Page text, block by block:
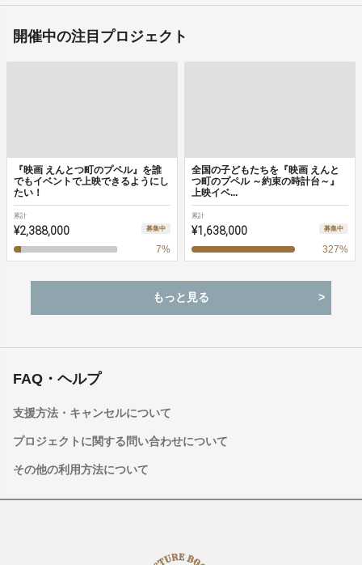
開催中の注目プロジェクト
『映画 えんとつ町のプペル』を誰
でもイベントで上映できるようにし
たい！
累計
¥2,388,000 募集中
7%
全国の子どもたちを『映画 えんと
つ町のプペル ～約束の時計台～』
上映イベ...
累計
¥1,638,000 募集中
327%
もっと見る
FAQ・ヘルプ
支援方法・キャンセルについて
プロジェクトに関する問い合わせについて
その他の利用方法について